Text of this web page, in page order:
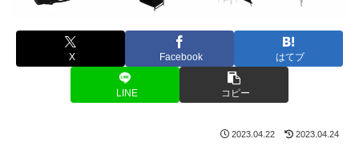
X Facebook はてブ
LINE コピー
2023.04.22 2023.04.24